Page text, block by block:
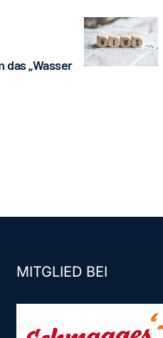
das „Wasser
MITGLIED BEI